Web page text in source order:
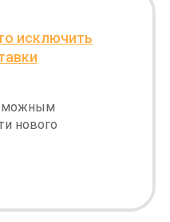
исключить
нового